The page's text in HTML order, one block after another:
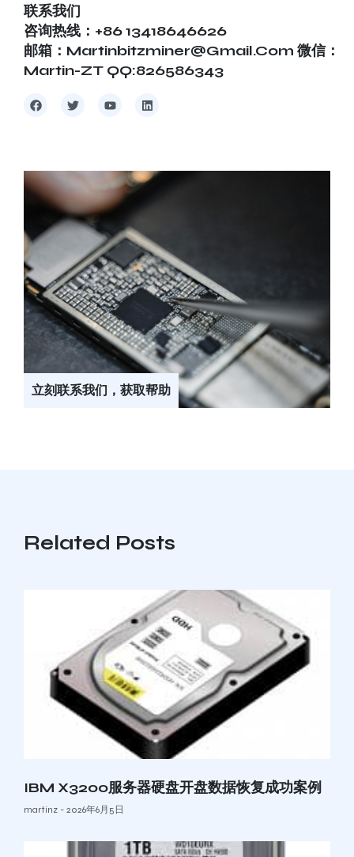
联系我们
咨询热线：+86 13418646626
邮箱：martinbitzminer@gmail.com 微信：
Martin-ZT QQ:826586343
立刻联系我们，获取帮助
Related Posts
IBM X3200服务器硬盘开盘数据恢复成功案例
martinz 2026年6月5日